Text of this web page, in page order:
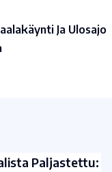
Ja Ulosajo
Paljastettu: